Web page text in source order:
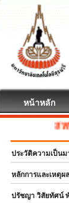
หน้าหลัก
สหกิจศึ
ประวัติความเป็นม
หลักการและเหตุผล
ปรัชญา วิสัยทัศน์ พั